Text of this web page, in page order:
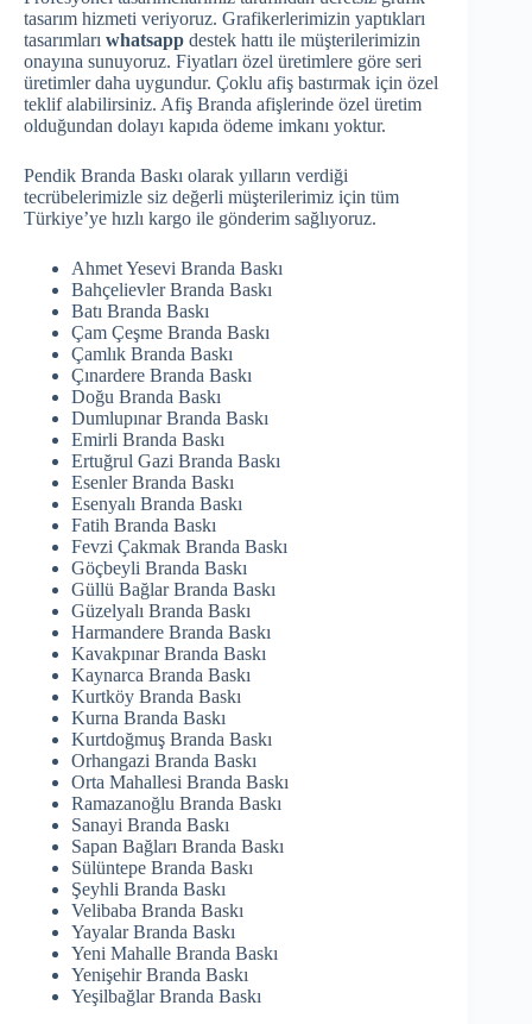
tasarım hizmeti veriyoruz. Grafikerlerimizin yaptıkları
tasarımları whatsapp destek hattı ile müşterilerimizin
onayına sunuyoruz. Fiyatları özel üretimlere göre seri
üretimler daha uygundur. Çoklu afiş bastırmak için özel
teklif alabilirsiniz. Afiş Branda afişlerinde özel üretim
olduğundan dolayı kapıda ödeme imkanı yoktur.
Pendik Branda Baskı olarak yılların verdiği
tecrübelerimizle siz değerli müşterilerimiz için tüm
Türkiye’ye hızlı kargo ile gönderim sağlıyoruz.
Ahmet Yesevi Branda Baskı
Bahçelievler Branda Baskı
Batı Branda Baskı
Çam Çeşme Branda Baskı
Çamlık Branda Baskı
Çınardere Branda Baskı
Doğu Branda Baskı
Dumlupınar Branda Baskı
Emirli Branda Baskı
Ertuğrul Gazi Branda Baskı
Esenler Branda Baskı
Esenyalı Branda Baskı
Fatih Branda Baskı
Fevzi Çakmak Branda Baskı
Göçbeyli Branda Baskı
Güllü Bağlar Branda Baskı
Güzelyalı Branda Baskı
Harmandere Branda Baskı
Kavakpınar Branda Baskı
Kaynarca Branda Baskı
Kurtköy Branda Baskı
Kurna Branda Baskı
Kurtdoğmuş Branda Baskı
Orhangazi Branda Baskı
Orta Mahallesi Branda Baskı
Ramazanoğlu Branda Baskı
Sanayi Branda Baskı
Sapan Bağları Branda Baskı
Sülüntepe Branda Baskı
Şeyhli Branda Baskı
Velibaba Branda Baskı
Yayalar Branda Baskı
Yeni Mahalle Branda Baskı
Yenişehir Branda Baskı
Yeşilbağlar Branda Baskı